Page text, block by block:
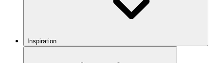
Inspiration